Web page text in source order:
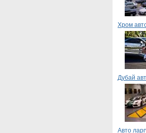
Хром
Дубай
Авто